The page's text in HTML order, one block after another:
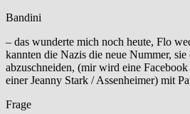
Bandini
– das wunderte mich noch heute, Flo
kannten die Nazis die neue Nummer,
abzuschneiden, (mir wird eine
einer Jeanny Stark / Assenheimer) mit
Frage